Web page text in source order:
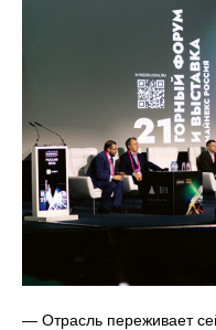
— Отрасль переживает